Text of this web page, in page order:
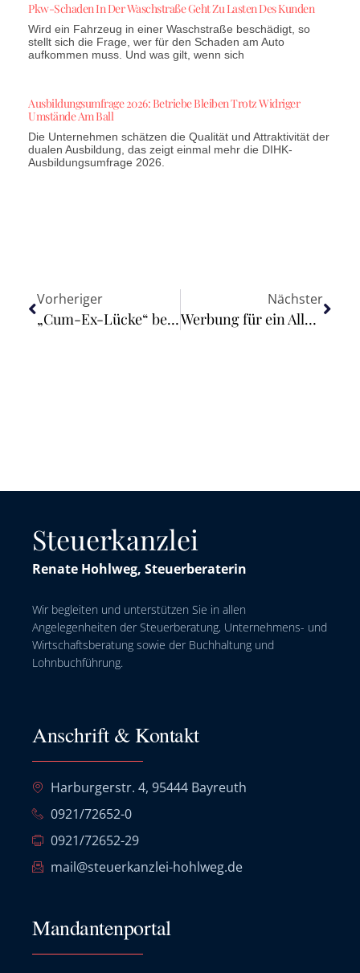
Pkw-Schaden In Der Waschstraße Geht Zu Lasten Des Kunden
Wird ein Fahrzeug in einer Waschstraße beschädigt, so
stellt sich die Frage, wer für den Schaden am Auto
aufkommen muss. Und was gilt, wenn sich
Ausbildungsumfrage 2026: Betriebe Bleiben Trotz Widriger
Umstände Am Ball
Die Unternehmen schätzen die Qualität und Attraktivität der
dualen Ausbildung, das zeigt einmal mehr die DIHK-
Ausbildungsumfrage 2026.
Vorheriger
„Cum-Ex-Lücke“ beseitigen – Bundesrat möchte das Einziehen illegaler Gewinne erleichtern
Nächster
Werbung für ein Allergiemittel mit der Aussage „macht nicht müde“ ist irreführend
Steuerkanzlei
Renate Hohlweg, Steuerberaterin
Wir begleiten und unterstützen Sie in allen
Angelegenheiten der Steuerberatung, Unternehmens- und
Wirtschaftsberatung sowie der Buchhaltung und
Lohnbuchführung.
Anschrift & Kontakt
Harburgerstr. 4, 95444 Bayreuth
0921/72652-0
0921/72652-29
mail@steuerkanzlei-hohlweg.de
Mandantenportal